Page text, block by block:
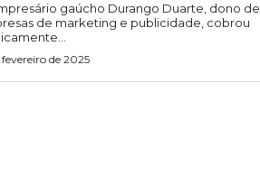
gaúcho Durango Duarte, dono de
de marketing e publicidade, cobrou
fevereiro de 2025